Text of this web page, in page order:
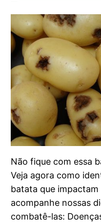
Não fique com essa
Veja agora como
batata que
acompanhe nossas
combatê-las: